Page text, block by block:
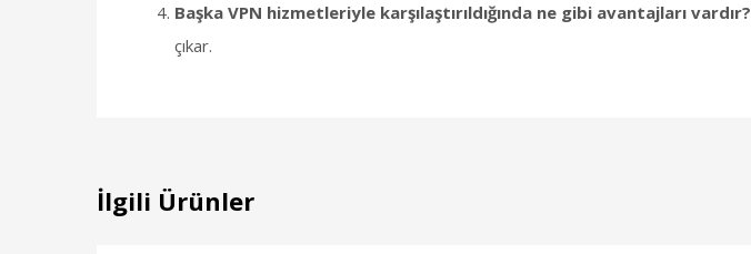
Başka VPN hizmetleriyle karşılaştırıldığında ne gibi avantajları vardır?
çıkar.
İlgili Ürünler